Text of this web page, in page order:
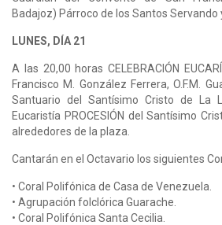
Badajoz) Párroco de los Santos Servando
LUNES, DÍA 21
A las 20,00 horas CELEBRACIÓN
Francisco M. González Ferrera, O.F.M.
Santuario del Santísimo Cristo de La
Eucaristía PROCESIÓN del Santísimo
alrededores de la plaza.
Cantarán en el Octavario los siguientes
• Coral Polifónica de Casa de Venezuela.
• Agrupación folclórica Guarache.
• Coral Polifónica Santa Cecilia.